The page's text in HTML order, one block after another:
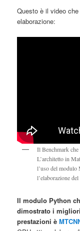
Questo è il video
elaborazione:
Il Benchmark
L’architetto in
l’uso del modulo
l’elaborazione
Il modulo Python
dimostrato i
prestazioni è